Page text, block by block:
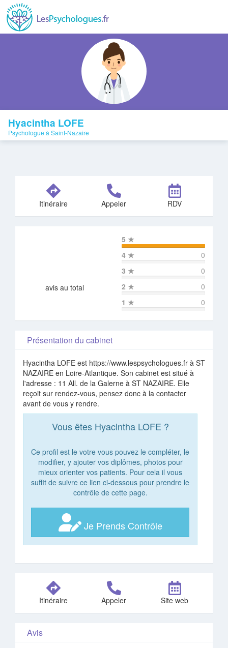
Hyacintha LOFE
Psychologue à Saint-Nazaire
Itinéraire Appeler RDV
avis au total
5 ★
4 ★
0
3 ★
0
2 ★
0
1 ★ 0
Présentation du cabinet
Hyacintha LOFE est https://www.lespsychologues.fr à ST
NAZAIRE en Loire-Atlantique. Son cabinet est situé à
l'adresse : 11 All. de la Galerne à ST NAZAIRE. Elle
reçoit sur rendez-vous, pensez donc à la contacter
avant de vous y rendre.
Vous êtes Hyacintha LOFE ?
Ce profil est le votre vous pouvez le compléter, le
modifier, y ajouter vos diplômes, photos pour
mieux orienter vos patients. Pour cela il vous
suffit de suivre ce lien ci-dessous pour prendre le
contrôle de cette page.
Je Prends Contrôle
Itinéraire Appeler Site web
Avis